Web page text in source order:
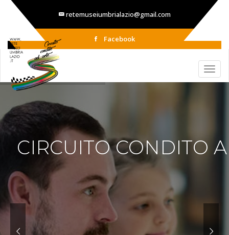
retemuseiumbrialazio@gmail.com
Facebook
CIRCUITO CONDITO